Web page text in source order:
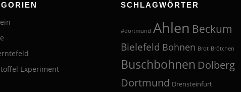
Experiment
SCHLAGWÖRTER
#dortmund Ahlen Beckum
Bielefeld Bohnen Brot Brötchen
Buschbohnen Dolberg
Dortmund Drensteinfurt